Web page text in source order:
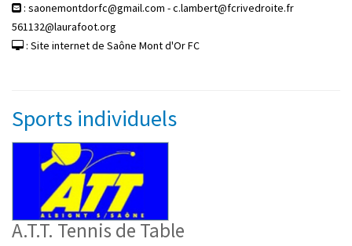
: saonemontdorfc@gmail.com - c.lambert@fcrivedroite.fr
561132@laurafoot.org
: Site internet de Saône Mont d'Or FC
Sports individuels
A.T.T. Tennis de Table